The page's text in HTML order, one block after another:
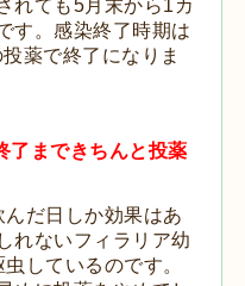
れても5月末から1カ
す。感染終了時期は
薬で終了になりま
了まできちんと投薬
だ日しか効果はあ
れないフィラリア幼
しているのです。